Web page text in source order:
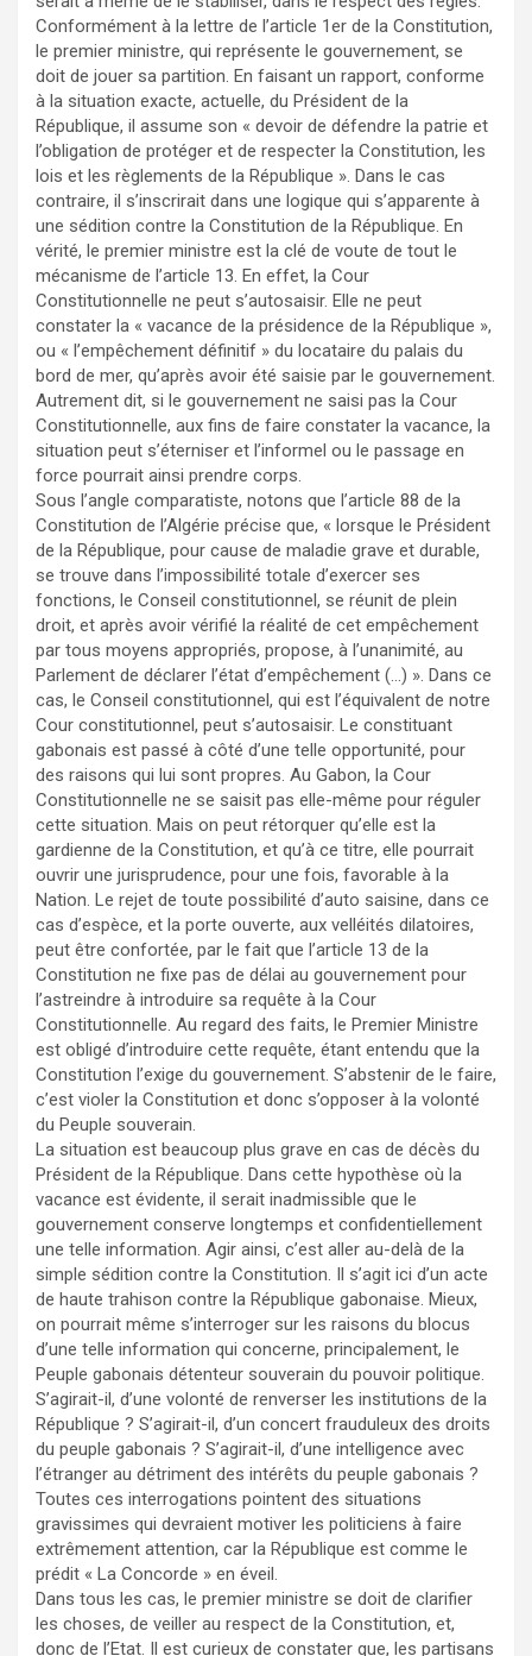
Conformément à la lettre de l’article 1er de la Constitution,
le premier ministre, qui représente le gouvernement, se
doit de jouer sa partition. En faisant un rapport, conforme
à la situation exacte, actuelle, du Président de la
République, il assume son « devoir de défendre la patrie et
l’obligation de protéger et de respecter la Constitution, les
lois et les règlements de la République ». Dans le cas
contraire, il s’inscrirait dans une logique qui s’apparente à
une sédition contre la Constitution de la République. En
vérité, le premier ministre est la clé de voute de tout le
mécanisme de l’article 13. En effet, la Cour
Constitutionnelle ne peut s’autosaisir. Elle ne peut
constater la « vacance de la présidence de la République »,
ou « l’empêchement définitif » du locataire du palais du
bord de mer, qu’après avoir été saisie par le gouvernement.
Autrement dit, si le gouvernement ne saisi pas la Cour
Constitutionnelle, aux fins de faire constater la vacance, la
situation peut s’éterniser et l’informel ou le passage en
force pourrait ainsi prendre corps.
Sous l’angle comparatiste, notons que l’article 88 de la
Constitution de l’Algérie précise que, « lorsque le Président
de la République, pour cause de maladie grave et durable,
se trouve dans l’impossibilité totale d’exercer ses
fonctions, le Conseil constitutionnel, se réunit de plein
droit, et après avoir vérifié la réalité de cet empêchement
par tous moyens appropriés, propose, à l’unanimité, au
Parlement de déclarer l’état d’empêchement (…) ». Dans ce
cas, le Conseil constitutionnel, qui est l’équivalent de notre
Cour constitutionnel, peut s’autosaisir. Le constituant
gabonais est passé à côté d’une telle opportunité, pour
des raisons qui lui sont propres. Au Gabon, la Cour
Constitutionnelle ne se saisit pas elle-même pour réguler
cette situation. Mais on peut rétorquer qu’elle est la
gardienne de la Constitution, et qu’à ce titre, elle pourrait
ouvrir une jurisprudence, pour une fois, favorable à la
Nation. Le rejet de toute possibilité d’auto saisine, dans ce
cas d’espèce, et la porte ouverte, aux velléités dilatoires,
peut être confortée, par le fait que l’article 13 de la
Constitution ne fixe pas de délai au gouvernement pour
l’astreindre à introduire sa requête à la Cour
Constitutionnelle. Au regard des faits, le Premier Ministre
est obligé d’introduire cette requête, étant entendu que la
Constitution l’exige du gouvernement. S’abstenir de le faire,
c’est violer la Constitution et donc s’opposer à la volonté
du Peuple souverain.
La situation est beaucoup plus grave en cas de décès du
Président de la République. Dans cette hypothèse où la
vacance est évidente, il serait inadmissible que le
gouvernement conserve longtemps et confidentiellement
une telle information. Agir ainsi, c’est aller au-delà de la
simple sédition contre la Constitution. Il s’agit ici d’un acte
de haute trahison contre la République gabonaise. Mieux,
on pourrait même s’interroger sur les raisons du blocus
d’une telle information qui concerne, principalement, le
Peuple gabonais détenteur souverain du pouvoir politique.
S’agirait-il, d’une volonté de renverser les institutions de la
République ? S’agirait-il, d’un concert frauduleux des droits
du peuple gabonais ? S’agirait-il, d’une intelligence avec
l’étranger au détriment des intérêts du peuple gabonais ?
Toutes ces interrogations pointent des situations
gravissimes qui devraient motiver les politiciens à faire
extrêmement attention, car la République est comme le
prédit « La Concorde » en éveil.
Dans tous les cas, le premier ministre se doit de clarifier
les choses, de veiller au respect de la Constitution, et,
donc de l’Etat. Il est curieux de constater que, les partisans